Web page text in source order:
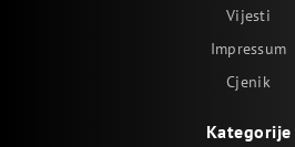
Vijesti
Impressum
Cjenik
Kategorije